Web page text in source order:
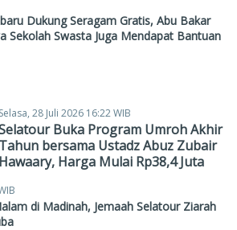
Dukung Seragam Gratis, Abu Bakar
Sekolah Swasta Juga Mendapat Bantuan
Selasa, 28 Juli 2026 16:22 WIB
Buka Program Umroh Akhir
Tahun bersama Ustadz Abuz Zubair
Hawaary, Harga Mulai Rp38,4 Juta
di Madinah, Jemaah Selatour Ziarah